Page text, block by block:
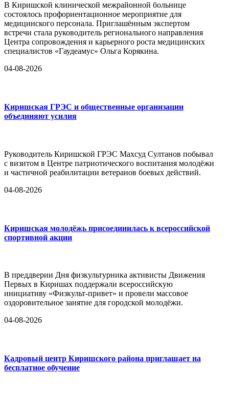
В Киришской клинической межрайонной больнице
состоялось профориентационное мероприятие для
медицинского персонала. Приглашённым экспертом
встречи стала руководитель регионального направления
Центра сопровождения и карьерного роста медицинских
специалистов «Гаудеамус» Ольга Корякина.
04-08-2026
Киришская ГРЭС и общественные организации
объединяют усилия
Руководитель Киришской ГРЭС Махсуд Султанов побывал
с визитом в Центре патриотического воспитания молодёжи
и частичной реабилитации ветеранов боевых действий.
04-08-2026
Киришская молодёжь присоединилась к всероссийской
спортивной акции
В преддверии Дня физкультурника активисты Движения
Первых в Киришах поддержали всероссийскую
инициативу «Физкульт-привет» и провели массовое
оздоровительное занятие для городской молодёжи.
04-08-2026
Кадровый центр Киришского района приглашает на
бесплатное обучение